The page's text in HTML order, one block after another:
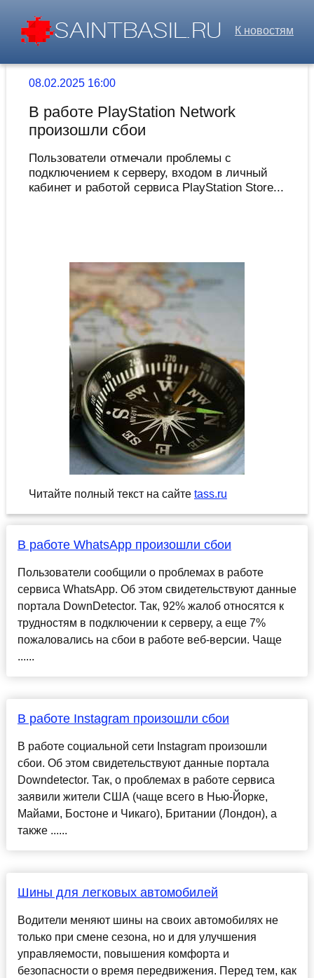
К новостям
08.02.2025 16:00
В работе PlayStation Network
произошли сбои
Пользователи отмечали проблемы с
подключением к серверу, входом в личный
кабинет и работой сервиса PlayStation Store...
Читайте полный текст на сайте tass.ru
В работе WhatsApp произошли сбои
Пользователи сообщили о проблемах в работе
сервиса WhatsApp. Об этом свидетельствуют данные
портала DownDetector. Так, 92% жалоб относятся к
трудностям в подключении к серверу, а еще 7%
пожаловались на сбои в работе веб-версии. Чаще
......
В работе Instagram произошли сбои
В работе социальной сети Instagram произошли
сбои. Об этом свидетельствуют данные портала
Downdetector. Так, о проблемах в работе сервиса
заявили жители США (чаще всего в Нью-Йорке,
Майами, Бостоне и Чикаго), Британии (Лондон), а
также ......
Шины для легковых автомобилей
Водители меняют шины на своих автомобилях не
только при смене сезона, но и для улучшения
управляемости, повышения комфорта и
безопасности о время передвижения. Перед тем, как